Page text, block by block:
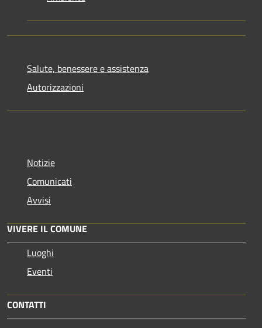
Salute, benessere e assistenza
Autorizzazioni
Notizie
Comunicati
Avvisi
VIVERE IL COMUNE
Luoghi
Eventi
CONTATTI